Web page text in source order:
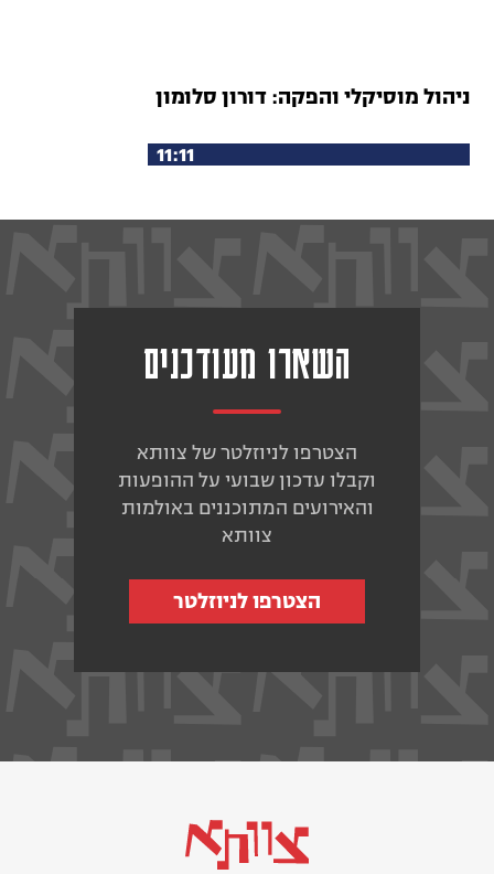
ניהול מוסיקלי והפקה: דורון סלומון
לכל תכניות שחרית מוסיקלית 11:11
השארו מעודכנים
הצטרפו לניוזלטר של צוותא
וקבלו עדכון שבועי על ההופעות
והאירועים המתוכננים באולמות
צוותא
הצטרפו לניוזלטר